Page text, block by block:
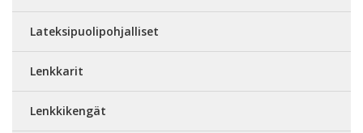
Lateksipuolipohjalliset
Lenkkarit
Lenkkikengät